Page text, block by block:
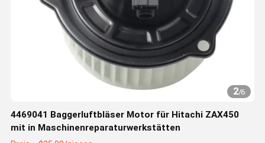
2/6
4469041 Baggerluftbläser Motor für Hitachi ZAX450
mit in Maschinenreparaturwerkstätten